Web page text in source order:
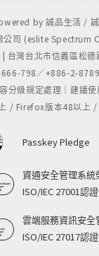
by 誠品生活 /
公司 (eslite Spectrum
台灣台北市信義區松德
798／+886-2-
分級規定處理｜建議
/ Firefox版本48以上
Passkey Pledge
資通安全管理系統
ISO/IEC 27001認證
雲端服務資訊安全
ISO/IEC 27017認證